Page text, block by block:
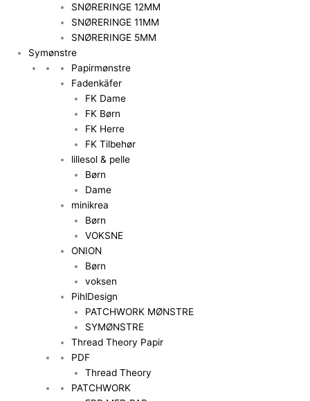
SNØRERINGE 12MM
SNØRERINGE 11MM
SNØRERINGE 5MM
Symønstre
Papirmønstre
Fadenkäfer
FK Dame
FK Børn
FK Herre
FK Tilbehør
lillesol & pelle
Børn
Dame
minikrea
Børn
VOKSNE
ONION
Børn
voksen
PihlDesign
PATCHWORK MØNSTRE
SYMØNSTRE
Thread Theory Papir
PDF
Thread Theory
PATCHWORK